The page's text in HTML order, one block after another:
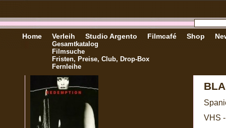
Home Verleih
Gesamtkatalog
Filmsuche
Fristen, Preise, Club, Drop-Box
Fernleihe
Studio Argento Filmcafé Shop
VHS